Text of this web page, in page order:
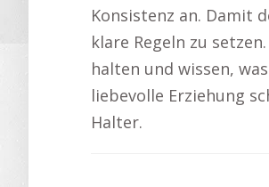
Konsistenz an. Damit
klare Regeln zu
halten und wissen,
liebevolle Erziehung
Halter.